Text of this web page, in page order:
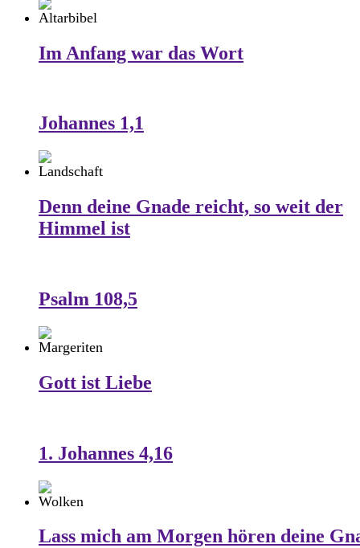
Im Anfang war das Wort
Johannes 1,1
Denn deine Gnade reicht, so weit der
Himmel ist
Psalm 108,5
Gott ist Liebe
1. Johannes 4,16
Lass mich am Morgen hören deine